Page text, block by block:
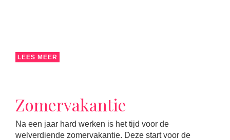
LEES MEER
Zomervakantie
Na een jaar hard werken is het tijd voor de
welverdiende zomervakantie. Deze start voor de